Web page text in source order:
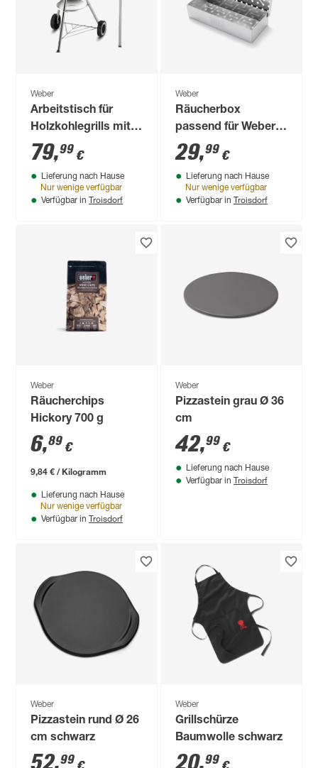
Weber
Arbeitstisch für
Holzkohlegrills mit Ø
47 und 57 cm
79,99 €
Lieferung nach Hause
Nur wenige verfügbar
Verfügbar in Troisdorf
Weber
Räucherbox
passend für Weber
ab Q200/2000-Serie
29,99 €
Lieferung nach Hause
Nur wenige verfügbar
Verfügbar in Troisdorf
Weber
Räucherchips
Hickory 700 g
6,89 €
9,84 € / Kilogramm
Lieferung nach Hause
Nur wenige verfügbar
Verfügbar in Troisdorf
Weber
Pizzastein grau Ø 36
cm
42,99 €
Lieferung nach Hause
Verfügbar in Troisdorf
Weber
Pizzastein rund Ø 26
cm schwarz
99
Weber
Grillschürze
Baumwolle schwarz
99